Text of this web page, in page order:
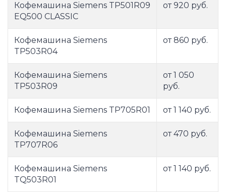
Кофемашина Siemens TP501R09
EQ500 CLASSIC
от 920 руб.
Кофемашина Siemens
TP503R04
от 860 руб.
Кофемашина Siemens
TP503R09
от 1 050
руб.
Кофемашина Siemens TP705R01 от 1 140 руб.
Кофемашина Siemens
TP707R06
от 470 руб.
Кофемашина Siemens
TQ503R01
от 1 140 руб.